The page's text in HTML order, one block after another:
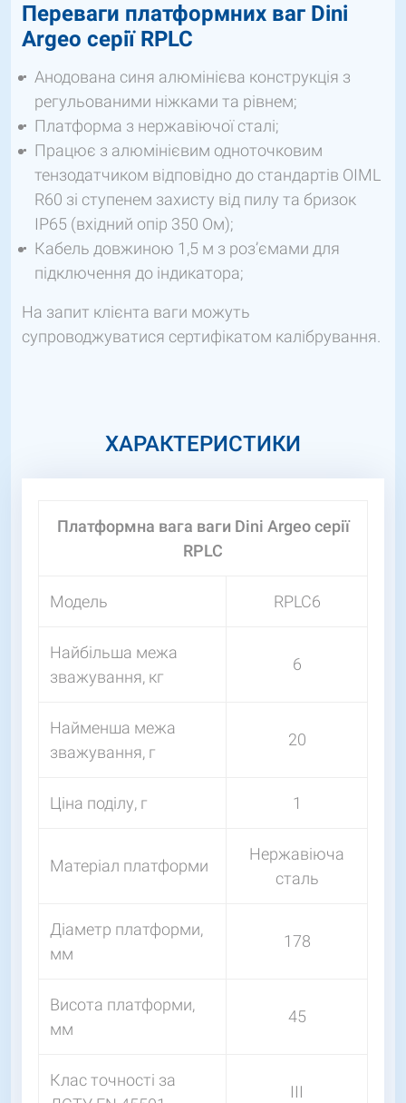
Переваги платформних ваг Dini
Argeo серії RPLC
Анодована синя алюмінієва конструкція з
регульованими ніжками та рівнем;
Платформа з нержавіючої сталі;
Працює з алюмінієвим одноточковим
тензодатчиком відповідно до стандартів OIML
R60 зі ступенем захисту від пилу та бризок
IP65 (вхідний опір 350 Ом);
Кабель довжиною 1,5 м з роз’ємами для
підключення до індикатора;
На запит клієнта ваги можуть
супроводжуватися сертифікатом калібрування.
ХАРАКТЕРИСТИКИ
Платформна вага ваги Dini Argeo серії
RPLC
Модель RPLC6
Найбільша межа
зважування, кг
6
Найменша межа
зважування, г
20
Ціна поділу, г 1
Матеріал платформи
Нержавіюча
сталь
Діаметр платформи,
мм
178
Висота платформи,
мм
45
Клас точності за
III